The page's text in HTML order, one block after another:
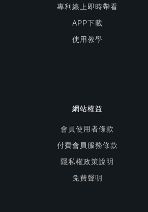
專利線上即時帶看
APP下載
使用教學
網站權益
會員使用者條款
付費會員服務條款
隱私權政策說明
免費聲明